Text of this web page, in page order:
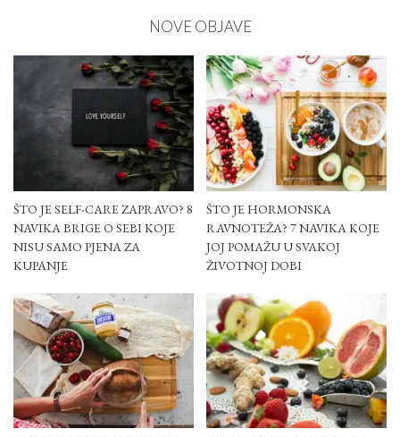
NOVE OBJAVE
ŠTO JE SELF-CARE ZAPRAVO? 8
NAVIKA BRIGE O SEBI KOJE
NISU SAMO PJENA ZA
KUPANJE
ŠTO JE HORMONSKA
RAVNOTEŽA? 7 NAVIKA KOJE
JOJ POMAŽU U SVAKOJ
ŽIVOTNOJ DOBI